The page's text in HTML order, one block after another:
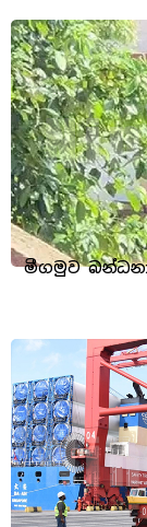
මීගමුව